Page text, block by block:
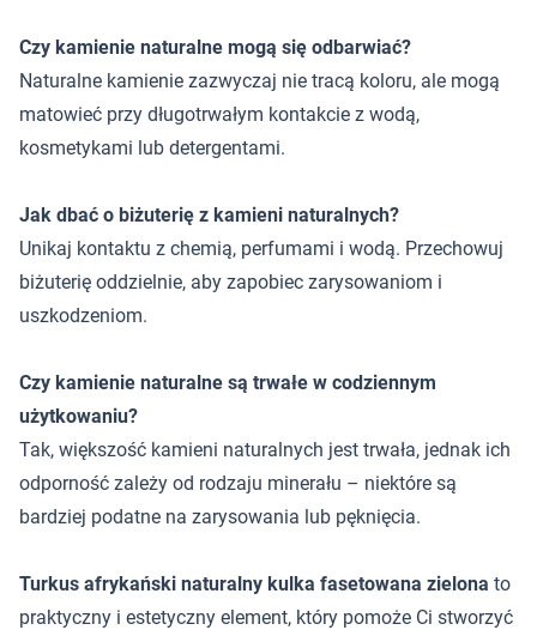
Czy kamienie naturalne mogą się odbarwiać?
Naturalne kamienie zazwyczaj nie tracą koloru, ale mogą
matowieć przy długotrwałym kontakcie z wodą,
kosmetykami lub detergentami.
Jak dbać o biżuterię z kamieni naturalnych?
Unikaj kontaktu z chemią, perfumami i wodą. Przechowuj
biżuterię oddzielnie, aby zapobiec zarysowaniom i
uszkodzeniom.
Czy kamienie naturalne są trwałe w codziennym
użytkowaniu?
Tak, większość kamieni naturalnych jest trwała, jednak ich
odporność zależy od rodzaju minerału – niektóre są
bardziej podatne na zarysowania lub pęknięcia.
Turkus afrykański naturalny kulka fasetowana zielona to
praktyczny i estetyczny element, który pomoże Ci stworzyć